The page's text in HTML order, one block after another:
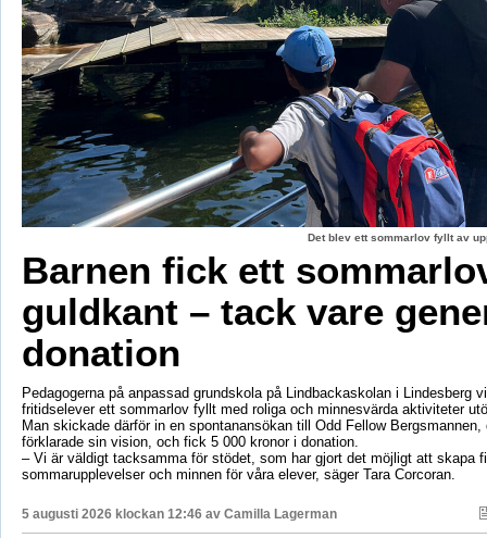
Det blev ett sommarlov fyllt av
Barnen fick ett
guldkant – tack vare
donation
Pedagogerna på anpassad grundskola på Lindbackaskolan i Lindesberg
fritidselever ett sommarlov fyllt med roliga och minnesvärda aktiviteter
Man skickade därför in en spontanansökan till Odd Fellow Bergsmannen,
förklarade sin vision, och fick 5 000 kronor i donation.
– Vi är väldigt tacksamma för stödet, som har gjort det möjligt att skapa
sommarupplevelser och minnen för våra elever, säger Tara Corcoran.
5 augusti 2026 klockan 12:46 av Camilla Lagerman